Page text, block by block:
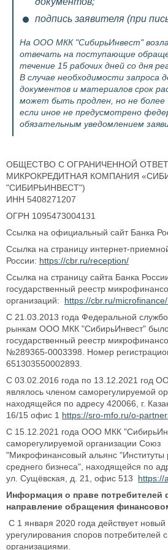
подпись заявителя (при
На ООО МКК "СибирьИнвест"
отвечать на поступающие
течение 15 рабочих дней со дня
В случае необходимости запроса
документов и материалов срок
может быть продлен, но не более
если иное не предусмотрено
обязательным уведомлением
ОБЩЕСТВО С ОГРАНИЧЕННОЙ
МИКРОКРЕДИТНАЯ КОМПАНИЯ
"СИБИРЬИНВЕСТ")
ИНН 5408271207
ОГРН 1095473004131
Ссылка на официальный сайт Банка
Ссылка на страницу интернет-
России: https://cbr.ru/reception/
Ссылка на страницу сайта Банка
государственный реестр
организаций: https://cbr.ru/
С 21.03.2013 года Федеральной
рынкам ООО МКК "СибирьИнвест"
государственный реестр
№289365-0003398. Номер
651303550002893.
С 03.02.2016 года по 13.12.2021 год
являлось членом саморегулируемой
находящейся по адресу 420066, г.
16/15 офис 1 https://sro-mfo.ru/o-
C 15.12.2021 года ООО МКК
саморегулируемой организации Союз
"Микрофинансовый альянс "Институты
среднего бизнеса", находящейся по
ул. Сущёвская, д. 21, офис 513 https://
Информация о праве потребителей
направление обращения
С 1 января 2020 года действует
урегулирования споров
организациями.